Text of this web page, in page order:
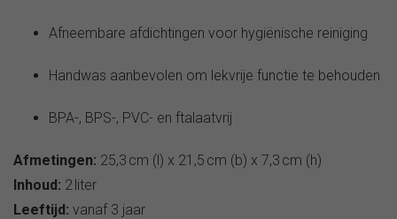
Afneembare afdichtingen voor hygiënische reiniging
Handwas aanbevolen om lekvrije functie te behouden
BPA-, BPS-, PVC- en ftalaatvrij
Afmetingen: 25,3 cm (l) x 21,5 cm (b) x 7,3 cm (h)
Inhoud: 2 liter
Leeftijd: vanaf 3 jaar